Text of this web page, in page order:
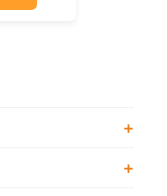
+
+